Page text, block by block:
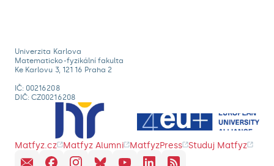
Univerzita Karlova
Matematicko-fyzikální fakulta
Ke Karlovu 3, 121 16 Praha 2
IČ: 00216208
DIČ: CZ00216208
Matfyz.cz Matfyz Alumni MatfyzPress Studuj Matfyz